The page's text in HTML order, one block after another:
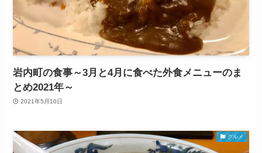
岩内町の食事～3月と4月に食べた外食メニューのま
とめ2021年～
2021年5月10日
グルメ